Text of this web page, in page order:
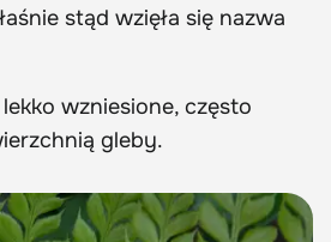
stąd wzięła się nazwa
wzniesione, często
gleby.